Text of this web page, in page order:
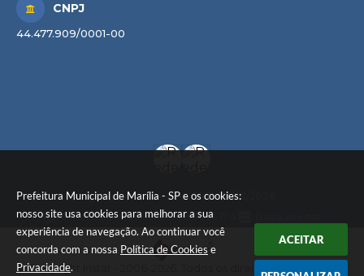
Prefeitura Municipal de Marília - SP e os cookies:
nosso site usa cookies para melhorar a sua
experiência de navegação. Ao continuar você
concorda com a nossa Política de Cookies e
Privacidade.
ACEITAR
CNPJ
44.477.909/0001-00
Versão do Sistema: 3.5.3 - 19/06/2026
Portal atualizado em:07/08/2026 17:41
© Copyright Instar - 2006-2026. Todos os direitos reservados -